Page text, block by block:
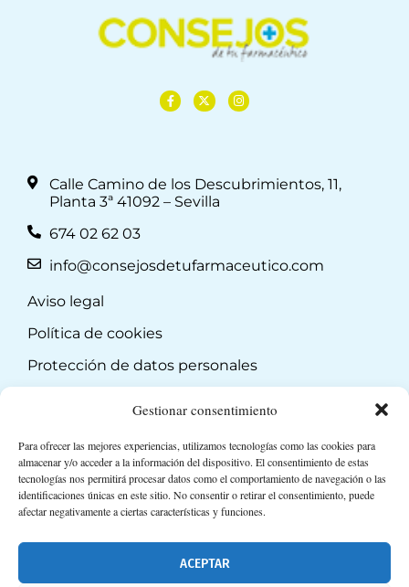
Gestionar consentimiento
Para ofrecer las mejores experiencias, utilizamos tecnologías como las cookies para
almacenar y/o acceder a la información del dispositivo. El consentimiento de estas
tecnologías nos permitirá procesar datos como el comportamiento de navegación o las
identificaciones únicas en este sitio. No consentir o retirar el consentimiento, puede
afectar negativamente a ciertas características y funciones.
ACEPTAR
Calle Camino de los Descubrimientos, 11,
Planta 3ª 41092 – Sevilla
674 02 62 03
info@consejosdetufarmaceutico.com
Aviso legal
Política de cookies
Protección de datos personales